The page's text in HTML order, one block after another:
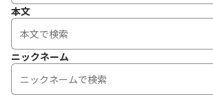
本文
ニックネーム